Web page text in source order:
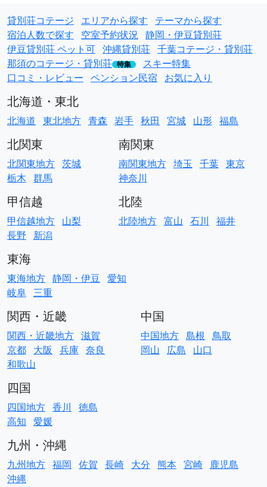
貸別荘コテージ エリアから探す
テーマから探す
宿泊人数で探す
空室予約状況 静岡・伊豆貸別荘
伊豆貸別荘 ペット可 沖縄貸別荘 千葉コテージ・貸別荘
那須のコテージ・貸別荘 特集
スキー特集
口コミ・レビュー ペンション民宿 お気に入り
北海道・東北
北海道 東北地方 青森 岩手 秋田 宮城 山形 福島
北関東
北関東地方 茨城
栃木 群馬
南関東
南関東地方 埼玉 千葉 東京
神奈川
甲信越
甲信越地方 山梨
長野
新潟
北陸
北陸地方 富山 石川 福井
東海
東海地方 静岡・伊豆 愛知
岐阜 三重
関西・近畿
関西・近畿地方 滋賀
京都 大阪 兵庫 奈良
和歌山
中国
中国地方 島根 鳥取
岡山
広島 山口
四国
四国地方 香川
徳島
高知 愛媛
九州・沖縄
九州地方 福岡 佐賀 長崎 大分 熊本 宮崎
鹿児島
沖縄